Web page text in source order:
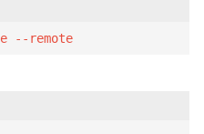
--remote